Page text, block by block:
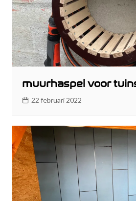
muurhaspel voor
22 februari 2022